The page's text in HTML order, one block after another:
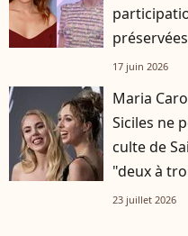
17 juin 2026
Maria
Siciles ne
culte de
"deux à
23 juillet 2026